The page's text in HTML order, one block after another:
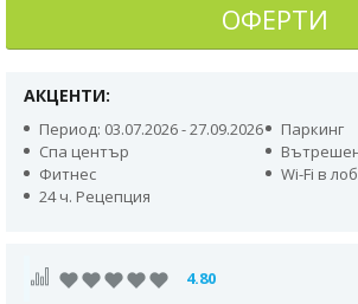
ОФЕРТИ
АКЦЕНТИ:
Период: 03.07.2026 - 27.09.2026
Паркинг
Спа център
Фитнес
Wi-Fi в
24 ч. Рецепция
4.80